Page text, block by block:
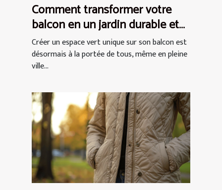
Comment transformer votre
balcon en un jardin durable et
chic
Créer un espace vert unique sur son balcon est
désormais à la portée de tous, même en pleine
ville...